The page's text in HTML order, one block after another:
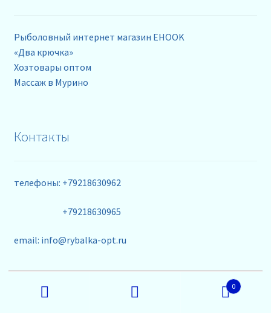
Рыболовный интернет магазин EHOOK
«Два крючка»
Хозтовары оптом
Массаж в Мурино
Контакты
телефоны: +79218630962
+79218630965
email: info@rybalka-opt.ru
0